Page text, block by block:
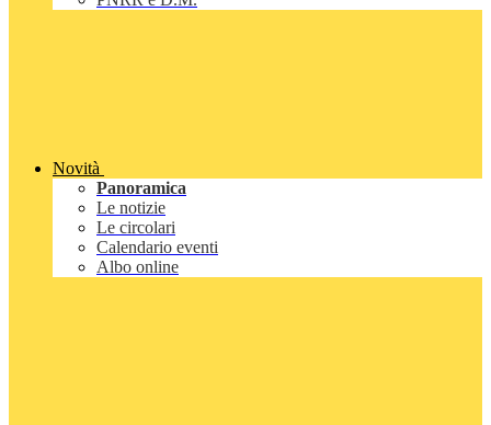
Novità
Panoramica
Le notizie
Le circolari
Calendario eventi
Albo online